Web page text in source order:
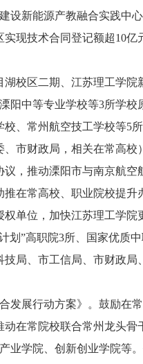
设新能源产教融合实践中
现技术合同登记额超10亿
校区二期、江苏理工学院
阳中等专业学校等3所学
、常州航空技工学校等5
市财政局，相关在常高校）
，推动溧阳市与南京航空
在常高校、职业院校提
单位，加快江苏理工学
”高职院3所、国家优质
局、市工信局、市财政
展行动方案》。鼓励在
在常院校联合常州龙头
业学院、创新创业学院等